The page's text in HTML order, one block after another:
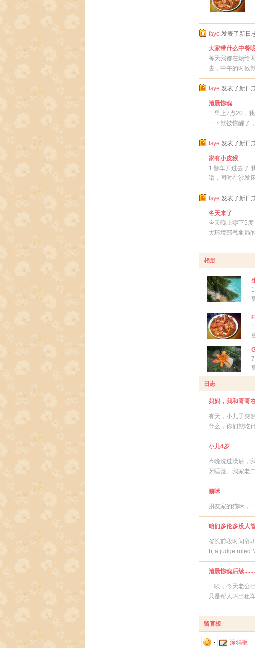
faye 发表了新日
大家带什么中餐
每天我都在烦给
去，中午的时候
faye 发表了新日
清晨惊魂
早上7点20，我
一下就被惊醒了
faye 发表了新日
家有小皮猴
1.警车开过去了
话，同时在沙发
faye 发表了新日
冬天来了
今天晚上零下5
大环境部气象局
相册
日志
妈妈，我和哥哥
有天，小儿子突
什么，你们就吃
小儿4岁
今晚洗过澡后，
牙睡觉。我家老
猫咪
朋友家的猫咪，
咱们多伦多没人
省长前段时间辞
b, a judge ruled
清晨惊魂后续
唉，今天老公
只是帮人叫出租
留言板
涂鸦板